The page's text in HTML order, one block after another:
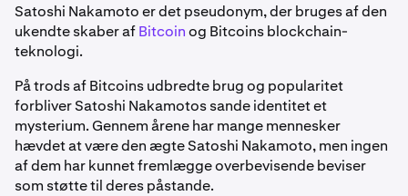
Satoshi Nakamoto er det pseudonym, der bruges af den
ukendte skaber afBitcoinog Bitcoins blockchain-
teknologi.
På trods af Bitcoins udbredte brug og popularitet
forbliver Satoshi Nakamotos sande identitet et
mysterium. Gennem årene har mange mennesker
hævdet at være den ægte Satoshi Nakamoto, men ingen
af dem har kunnet fremlægge overbevisende beviser
som støtte til deres påstande.